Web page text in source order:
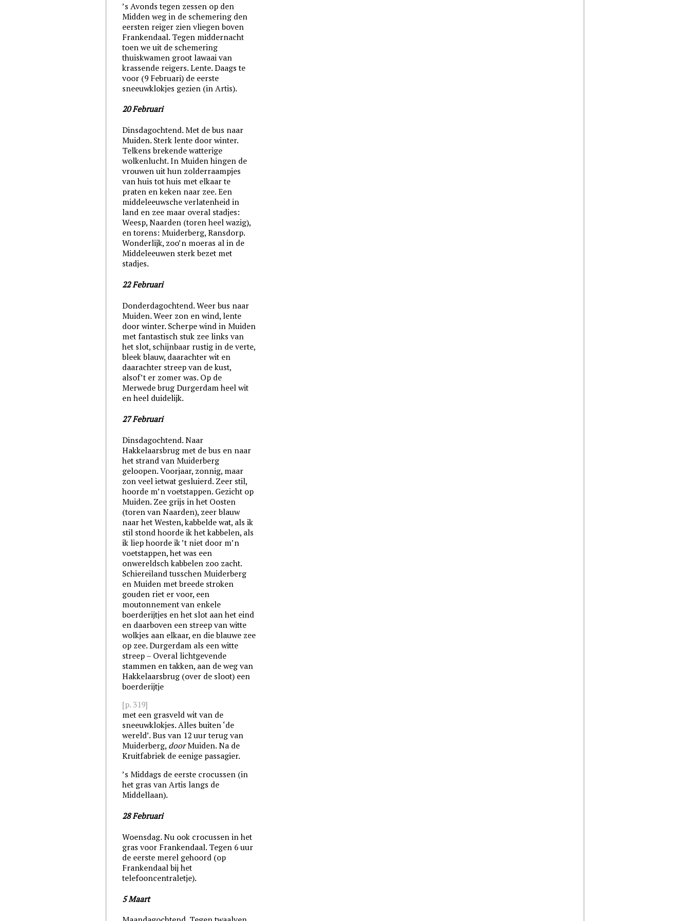
’s Avonds tegen zessen op den
Midden weg in de schemering den
eersten reiger zien vliegen boven
Frankendaal. Tegen middernacht
toen we uit de schemering
thuiskwamen groot lawaai van
krassende reigers. Lente. Daags te
voor (9 Februari) de eerste
sneeuwklokjes gezien (in Artis).
20 Februari
Dinsdagochtend. Met de bus naar
Muiden. Sterk lente door winter.
Telkens brekende watterige
wolkenlucht. In Muiden hingen de
vrouwen uit hun zolderraampjes
van huis tot huis met elkaar te
praten en keken naar zee. Een
middeleeuwsche verlatenheid in
land en zee maar overal stadjes:
Weesp, Naarden (toren heel wazig),
en torens: Muiderberg, Ransdorp.
Wonderlijk, zoo’n moeras al in de
Middeleeuwen sterk bezet met
stadjes.
22 Februari
Donderdagochtend. Weer bus naar
Muiden. Weer zon en wind, lente
door winter. Scherpe wind in Muiden
met fantastisch stuk zee links van
het slot, schijnbaar rustig in de verte,
bleek blauw, daarachter wit en
daarachter streep van de kust,
alsof’t er zomer was. Op de
Merwede brug Durgerdam heel wit
en heel duidelijk.
27 Februari
Dinsdagochtend. Naar
Hakkelaarsbrug met de bus en naar
het strand van Muiderberg
geloopen. Voorjaar, zonnig, maar
zon veel ietwat gesluierd. Zeer stil,
hoorde m’n voetstappen. Gezicht op
Muiden. Zee grijs in het Oosten
(toren van Naarden), zeer blauw
naar het Westen, kabbelde wat, als ik
stil stond hoorde ik het kabbelen, als
ik liep hoorde ik ’t niet door m’n
voetstappen, het was een
onwereldsch kabbelen zoo zacht.
Schiereiland tusschen Muiderberg
en Muiden met breede stroken
gouden riet er voor, een
moutonnement van enkele
boerderijtjes en het slot aan het eind
en daarboven een streep van witte
wolkjes aan elkaar, en die blauwe zee
op zee. Durgerdam als een witte
streep – Overal lichtgevende
stammen en takken, aan de weg van
Hakkelaarsbrug (over de sloot) een
boerderijtje
[p. 319]
met een grasveld wit van de
sneeuwklokjes. Alles buiten ‘de
wereld’. Bus van 12 uur terug van
Muiderberg, doorMuiden. Na de
Kruitfabriek de eenige passagier.
’s Middags de eerste crocussen (in
het gras van Artis langs de
Middellaan).
28 Februari
Woensdag. Nu ook crocussen in het
gras voor Frankendaal. Tegen 6 uur
de eerste merel gehoord (op
Frankendaal bij het
telefooncentraletje).
5 Maart